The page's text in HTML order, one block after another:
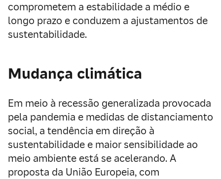
comprometem a estabilidade a médio e
longo prazo e conduzem a ajustamentos de
sustentabilidade.
Mudança climática
Em meio à recessão generalizada provocada
pela pandemia e medidas de distanciamento
social, a tendência em direção à
sustentabilidade e maior sensibilidade ao
meio ambiente está se acelerando. A
proposta da União Europeia, com